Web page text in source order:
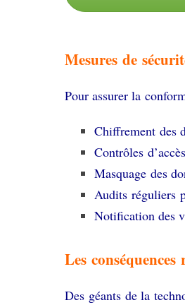
Mesures de
Pour assurer la
Chiffrement des
Contrôles
Masquage des
Audits réguliers
Notification des
Les
Des géants de la